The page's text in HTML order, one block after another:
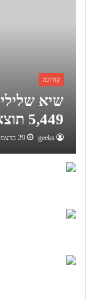
קורונה
5,449 תוצאות חיוביות
geeks 29 בדצמבר 2020